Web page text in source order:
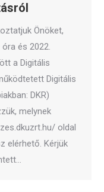
Önöket,
és 2022.
a Digitális
Digitális
DKR)
melynek
oldal
elérhető. Kérjük